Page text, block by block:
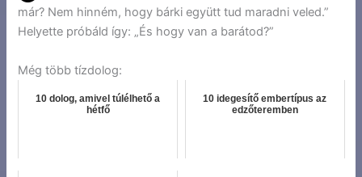
már? Nem hinném, hogy bárki együtt tud maradni veled.”
Helyette próbáld így: „És hogy van a barátod?”
Még több tízdolog:
10 dolog, amivel túlélhető a
hétfő
10 idegesítő embertípus az
edzőteremben